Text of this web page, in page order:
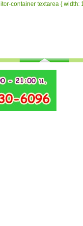
container textarea {